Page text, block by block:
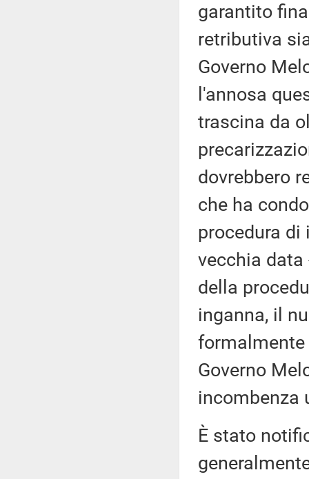
garantito
retributiva
Governo
l'annosa
trascina da
dovrebbero
che ha
procedura di
vecchia
della
inganna, il
Governo
incombenza
È stato